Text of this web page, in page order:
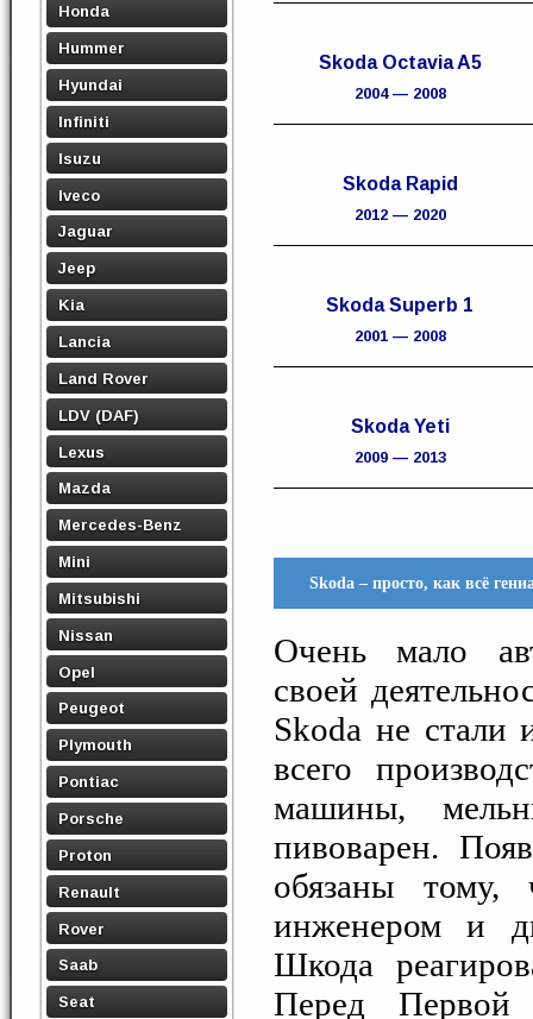
Honda
Hummer
Hyundai
Infiniti
Isuzu
Iveco
Jaguar
Jeep
Kia
Lancia
Land Rover
LDV (DAF)
Lexus
Mazda
Mercedes-Benz
Mini
Mitsubishi
Nissan
Opel
Peugeot
Plymouth
Pontiac
Porsche
Proton
Renault
Rover
Saab
Seat
Skoda Octavia A5
2004 — 2008
Skoda Rapid
2012 — 2020
Skoda Superb 1
2001 — 2008
Skoda Yeti
2009 — 2013
Skoda – просто, как всё
Очень мало
своей
Skoda не стали
всего
машины,
пивоварен.
обязаны
инженером и
Шкода
Перед